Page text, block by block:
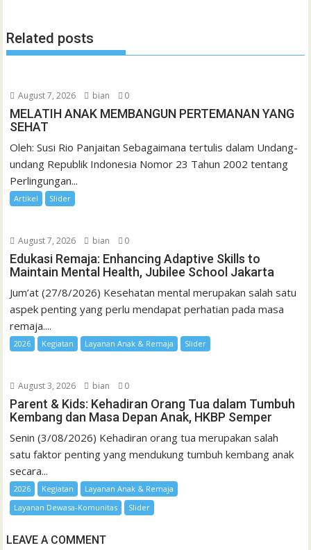
Related posts
August 7, 2026 bian 0
MELATIH ANAK MEMBANGUN PERTEMANAN YANG
SEHAT
Oleh: Susi Rio Panjaitan Sebagaimana tertulis dalam Undang-
undang Republik Indonesia Nomor 23 Tahun 2002 tentang
Perlingungan...
Artikel Slider
August 7, 2026 bian 0
Edukasi Remaja: Enhancing Adaptive Skills to
Maintain Mental Health, Jubilee School Jakarta
Jum’at (27/8/2026) Kesehatan mental merupakan salah satu
aspek penting yang perlu mendapat perhatian pada masa
remaja....
2026 Kegiatan Layanan Anak & Remaja Slider
August 3, 2026 bian 0
Parent & Kids: Kehadiran Orang Tua dalam Tumbuh
Kembang dan Masa Depan Anak, HKBP Semper
Senin (3/08/2026) Kehadiran orang tua merupakan salah
satu faktor penting yang mendukung tumbuh kembang anak
secara...
2026 Kegiatan
Layanan Anak & Remaja
Layanan Dewasa-Komunitas
Slider
LEAVE A COMMENT